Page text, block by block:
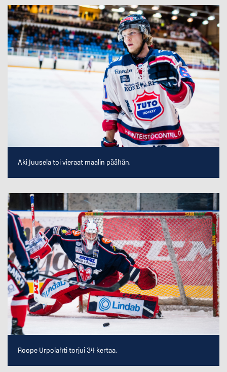
Aki Juusela toi vieraat maalin päähän.
Roope Urpolahti torjui 34 kertaa.